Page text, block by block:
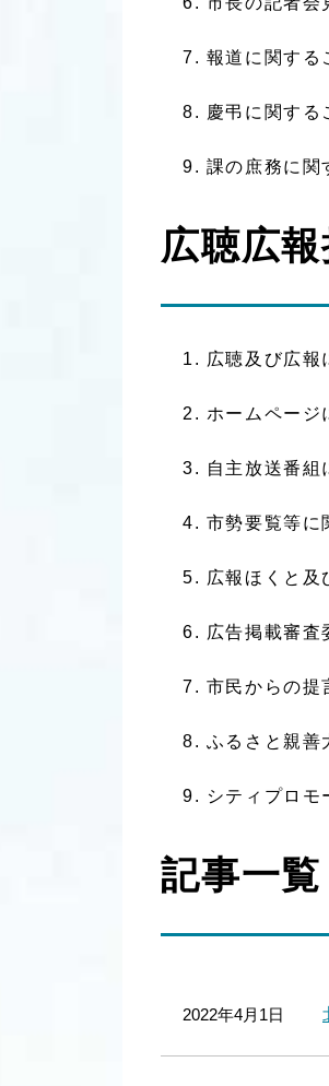
報道に関する
慶弔に関する
課の庶務に関
広聴広報
広聴及び広報
ホームページ
自主放送番組
市勢要覧等に
広報ほくと及
広告掲載審査
市民からの提
ふるさと親善
シティプロモ
記事一覧
2022年4月1日